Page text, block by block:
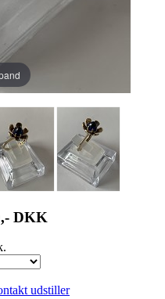
DKK
udstiller